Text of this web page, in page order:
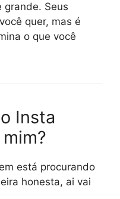
grande. Seus
quer, mas é
o que você
Insta
está procurando
honesta, ai vai